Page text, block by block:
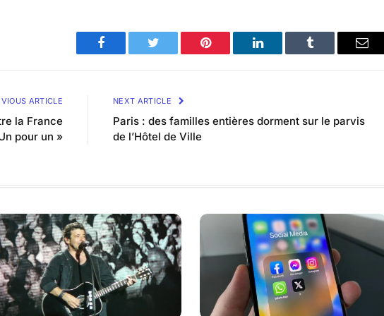
Facebook Twitter Pinterest LinkedIn Tumblr
ARTICLE
la France
pour un »
NEXT ARTICLE
Paris : des familles entières dorment sur le parvis
de l’Hôtel de Ville